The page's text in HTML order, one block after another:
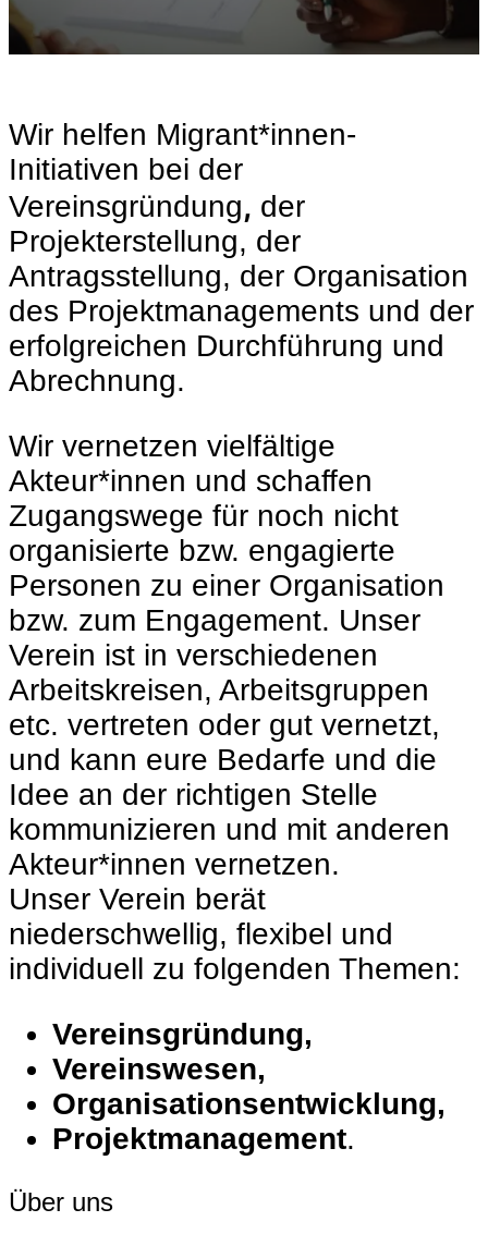
Wir helfen Migrant*innen-
Initiativen bei der
Vereinsgründung, der
Projekterstellung, der
Antragsstellung, der Organisation
des Projektmanagements und der
erfolgreichen Durchführung und
Abrechnung.
Wir vernetzen vielfältige
Akteur*innen und schaffen
Zugangswege für noch nicht
organisierte bzw. engagierte
Personen zu einer Organisation
bzw. zum Engagement. Unser
Verein ist in verschiedenen
Arbeitskreisen, Arbeitsgruppen
etc. vertreten oder gut vernetzt,
und kann eure Bedarfe und die
Idee an der richtigen Stelle
kommunizieren und mit anderen
Akteur*innen vernetzen.
Unser Verein berät
niederschwellig, flexibel und
individuell zu folgenden Themen:
Vereinsgründung,
Vereinswesen,
Organisationsentwicklung,
Projektmanagement.
Über uns